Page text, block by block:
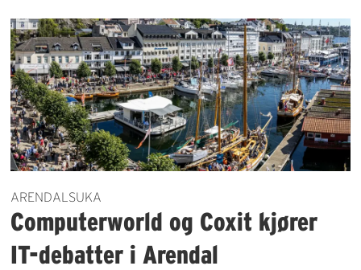
ARENDALSUKA
Computerworld og Coxit kjører
IT-debatter i Arendal